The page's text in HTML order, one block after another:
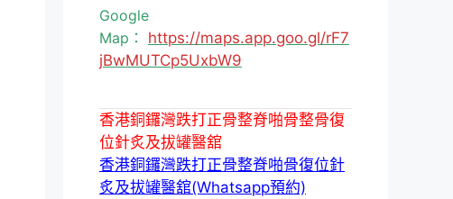
Google
Map： https://maps.app.goo.gl/rF7
jBwMUTCp5UxbW9
香港銅鑼灣跌打正骨整脊啪骨整骨復
位針炙及拔罐醫舘
香港銅鑼灣跌打正骨整脊啪骨復位針
炙及拔罐醫舘(Whatsapp預約)